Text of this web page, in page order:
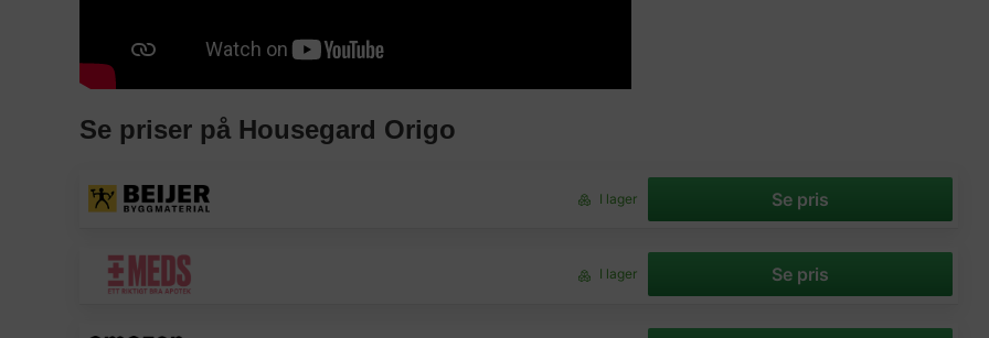
Se priser på Housegard Origo
I lager Se pris
I lager Se pris